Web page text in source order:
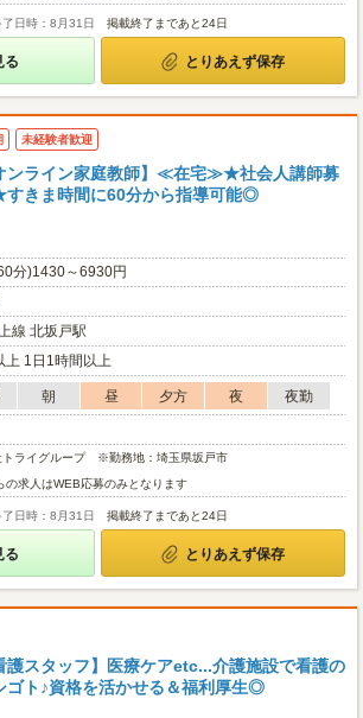
日時：8月31日 掲載終了まであと24日
る とりあえず保存
未経験者歓迎
ンライン家庭教師】≪在宅≫★社会人講師募
きま時間に60分から指導可能◎
分)1430～6930円
線 北坂戸駅
上 1日1時間以上
朝 昼 夕方 夜
夜勤
トライグループ ※勤務地：埼玉県坂戸市
求人はWEB応募のみとなります
日時：8月31日 掲載終了まであと24日
る とりあえず保存
護スタッフ】医療ケアetc...介護施設で看護の
ゴト♪資格を活かせる＆福利厚生◎